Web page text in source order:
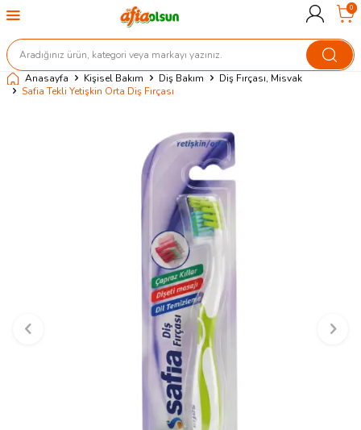
0
Anasayfa Kişisel Bakım Diş Bakım
Diş Fırçası, Misvak
Safia Tekli Yetişkin Orta Diş Fırçası